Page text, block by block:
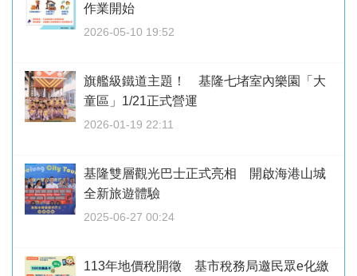
作業開始
2026-05-10 19:52
旗艦級鐵道主題！ 基隆七堵室內樂園「大
童區」1/21正式營運
2026-01-19 22:11
基隆雙層觀光巴士正式亮相 開啟海港山城
全新旅遊體驗
2025-06-27 00:24
113年地價稅開徵 基市稅務局邀民眾e化繳